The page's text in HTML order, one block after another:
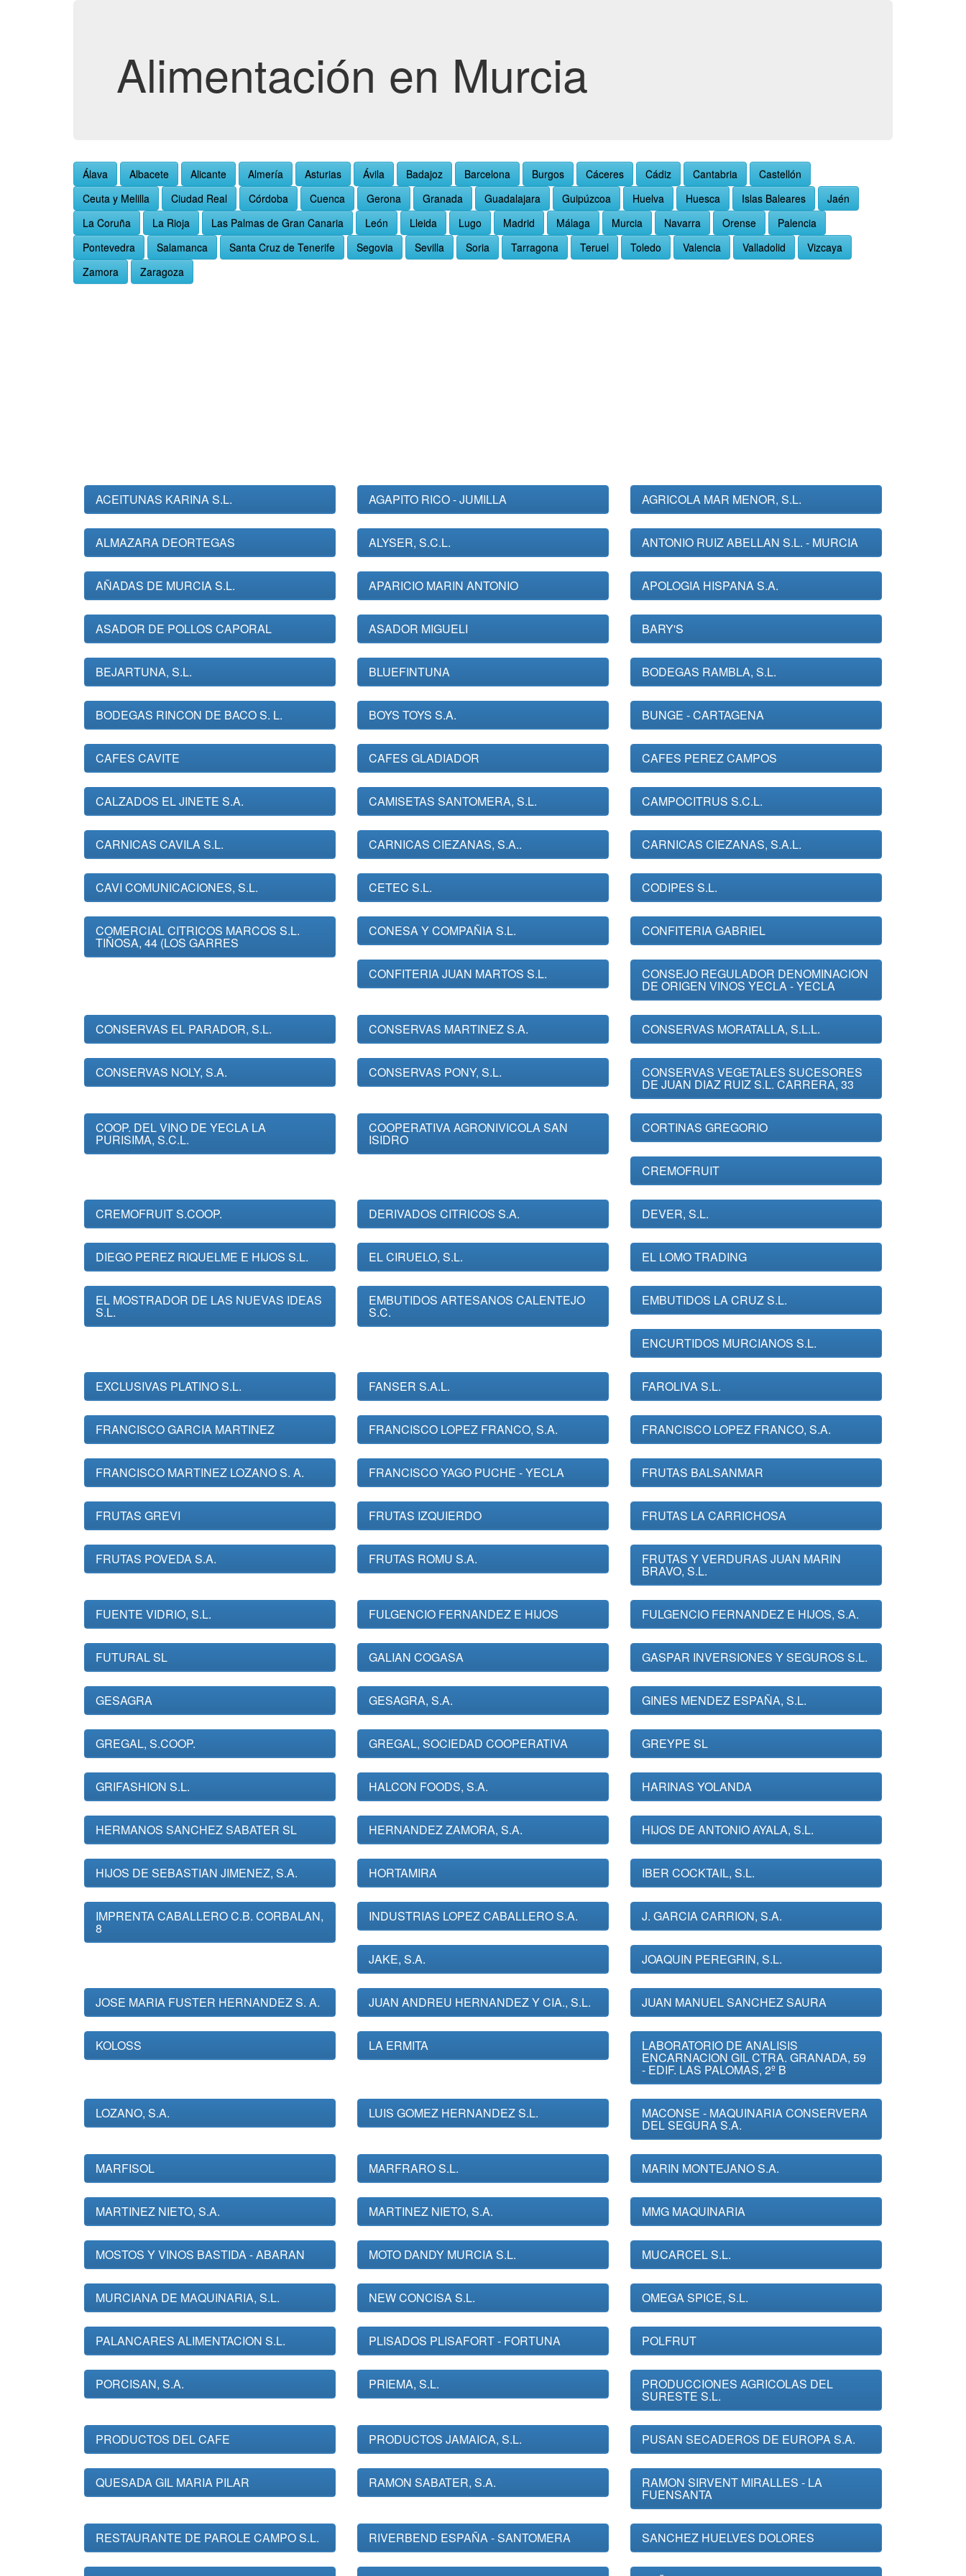
Alimentación en Murcia
Álava Albacete Alicante Almería Asturias Ávila Badajoz Barcelona Burgos Cáceres Cádiz Cantabria
Castellón
Ceuta y Melilla
Ciudad Real Córdoba Cuenca Gerona Granada Guadalajara Guipúzcoa Huelva Huesca Islas Baleares
Jaén
La Coruña
La Rioja Las Palmas de Gran Canaria León Lleida Lugo Madrid Málaga Murcia Navarra Orense
Palencia
Pontevedra
Salamanca Santa Cruz de Tenerife Segovia Sevilla Soria Tarragona Teruel Toledo Valencia Valladolid
Vizcaya
Zamora
Zaragoza
ACEITUNAS KARINA S.L. AGAPITO RICO - JUMILLA AGRICOLA MAR MENOR, S.L.
ALMAZARA DEORTEGAS ALYSER, S.C.L. ANTONIO RUIZ ABELLAN S.L. - MURCIA
AÑADAS DE MURCIA S.L. APARICIO MARIN ANTONIO APOLOGIA HISPANA S.A.
ASADOR DE POLLOS CAPORAL ASADOR MIGUELI BARY'S
BEJARTUNA, S.L. BLUEFINTUNA BODEGAS RAMBLA, S.L.
BODEGAS RINCON DE BACO S. L. BOYS TOYS S.A. BUNGE - CARTAGENA
CAFES CAVITE CAFES GLADIADOR CAFES PEREZ CAMPOS
CALZADOS EL JINETE S.A. CAMISETAS SANTOMERA, S.L. CAMPOCITRUS S.C.L.
CARNICAS CAVILA S.L. CARNICAS CIEZANAS, S.A.. CARNICAS CIEZANAS, S.A.L.
CAVI COMUNICACIONES, S.L. CETEC S.L. CODIPES S.L.
COMERCIAL CITRICOS MARCOS S.L.
TIÑOSA, 44 (LOS GARRES
CONESA Y COMPAÑIA S.L. CONFITERIA GABRIEL
CONFITERIA JUAN MARTOS S.L. CONSEJO REGULADOR DENOMINACION
DE ORIGEN VINOS YECLA - YECLA
CONSERVAS EL PARADOR, S.L. CONSERVAS MARTINEZ S.A. CONSERVAS MORATALLA, S.L.L.
CONSERVAS NOLY, S.A. CONSERVAS PONY, S.L. CONSERVAS VEGETALES SUCESORES
DE JUAN DIAZ RUIZ S.L. CARRERA, 33
COOP. DEL VINO DE YECLA LA
PURISIMA, S.C.L.
COOPERATIVA AGRONIVICOLA SAN
ISIDRO
CORTINAS GREGORIO
CREMOFRUIT
CREMOFRUIT S.COOP. DERIVADOS CITRICOS S.A. DEVER, S.L.
DIEGO PEREZ RIQUELME E HIJOS S.L. EL CIRUELO, S.L. EL LOMO TRADING
EL MOSTRADOR DE LAS NUEVAS IDEAS
S.L.
EMBUTIDOS ARTESANOS CALENTEJO
S.C.
EMBUTIDOS LA CRUZ S.L.
ENCURTIDOS MURCIANOS S.L.
EXCLUSIVAS PLATINO S.L. FANSER S.A.L. FAROLIVA S.L.
FRANCISCO GARCIA MARTINEZ FRANCISCO LOPEZ FRANCO, S.A. FRANCISCO LOPEZ FRANCO, S.A.
FRANCISCO MARTINEZ LOZANO S. A. FRANCISCO YAGO PUCHE - YECLA FRUTAS BALSANMAR
FRUTAS GREVI FRUTAS IZQUIERDO FRUTAS LA CARRICHOSA
FRUTAS POVEDA S.A. FRUTAS ROMU S.A. FRUTAS Y VERDURAS JUAN MARIN
BRAVO, S.L.
FUENTE VIDRIO, S.L. FULGENCIO FERNANDEZ E HIJOS FULGENCIO FERNANDEZ E HIJOS, S.A.
FUTURAL SL GALIAN COGASA GASPAR INVERSIONES Y SEGUROS S.L.
GESAGRA GESAGRA, S.A. GINES MENDEZ ESPAÑA, S.L.
GREGAL, S.COOP. GREGAL, SOCIEDAD COOPERATIVA GREYPE SL
GRIFASHION S.L. HALCON FOODS, S.A. HARINAS YOLANDA
HERMANOS SANCHEZ SABATER SL HERNANDEZ ZAMORA, S.A. HIJOS DE ANTONIO AYALA, S.L.
HIJOS DE SEBASTIAN JIMENEZ, S.A. HORTAMIRA IBER COCKTAIL, S.L.
IMPRENTA CABALLERO C.B. CORBALAN,
8
INDUSTRIAS LOPEZ CABALLERO S.A. J. GARCIA CARRION, S.A.
JAKE, S.A. JOAQUIN PEREGRIN, S.L.
JOSE MARIA FUSTER HERNANDEZ S. A. JUAN ANDREU HERNANDEZ Y CIA., S.L. JUAN MANUEL SANCHEZ SAURA
KOLOSS LA ERMITA LABORATORIO DE ANALISIS
ENCARNACION GIL CTRA. GRANADA, 59
- EDIF. LAS PALOMAS, 2º B
LOZANO, S.A. LUIS GOMEZ HERNANDEZ S.L. MACONSE - MAQUINARIA CONSERVERA
DEL SEGURA S.A.
MARFISOL MARFRARO S.L. MARIN MONTEJANO S.A.
MARTINEZ NIETO, S.A. MARTINEZ NIETO, S.A. MMG MAQUINARIA
MOSTOS Y VINOS BASTIDA - ABARAN MOTO DANDY MURCIA S.L. MUCARCEL S.L.
MURCIANA DE MAQUINARIA, S.L. NEW CONCISA S.L. OMEGA SPICE, S.L.
PALANCARES ALIMENTACION S.L. PLISADOS PLISAFORT - FORTUNA POLFRUT
PORCISAN, S.A. PRIEMA, S.L. PRODUCCIONES AGRICOLAS DEL
SURESTE S.L.
PRODUCTOS DEL CAFE PRODUCTOS JAMAICA, S.L. PUSAN SECADEROS DE EUROPA S.A.
QUESADA GIL MARIA PILAR RAMON SABATER, S.A. RAMON SIRVENT MIRALLES - LA
FUENSANTA
RESTAURANTE DE PAROLE CAMPO S.L. RIVERBEND ESPAÑA - SANTOMERA SANCHEZ HUELVES DOLORES